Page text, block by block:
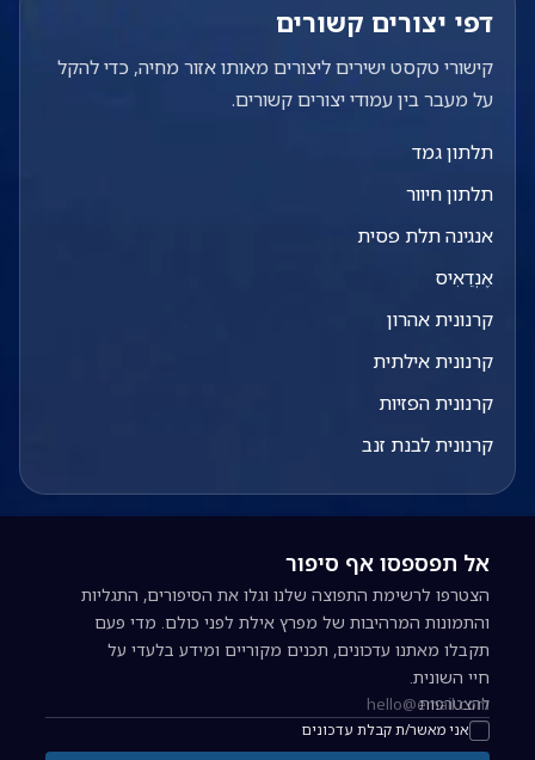
דפי יצורים קשורים
קישורי טקסט ישירים ליצורים מאותו אזור מחיה, כדי להקל
על מעבר בין עמודי יצורים קשורים.
תלתון גמד
תלתון חיוור
אנגינה תלת פסית
אֶנְדֵאִיס
קרנונית אהרון
קרנונית אילתית
קרנונית הפזיות
קרנונית לבנת זנב
אל תפספסו אף סיפור
הצטרפו לרשימת התפוצה שלנו וגלו את הסיפורים, התגליות
והתמונות המרהיבות של מפרץ אילת לפני כולם. מדי פעם
תקבלו מאתנו עדכונים, תכנים מקוריים ומידע בלעדי על
חיי השונית.
כתובת אימייל להרשמה לניוזלטר
אני מאשר/ת קבלת עדכונים
להצטרפות